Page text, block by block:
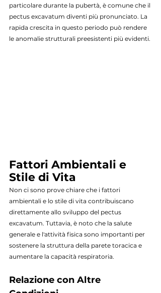
particolare durante la pubertà, è comune che il
pectus excavatum diventi più pronunciato. La
rapida crescita in questo periodo può rendere
le anomalie strutturali preesistenti più evidenti.
Fattori Ambientali e
Stile di Vita
Non ci sono prove chiare che i fattori
ambientali e lo stile di vita contribuiscano
direttamente allo sviluppo del pectus
excavatum. Tuttavia, è noto che la salute
generale e l'attività fisica sono importanti per
sostenere la struttura della parete toracica e
aumentare la capacità respiratoria.
Relazione con Altre